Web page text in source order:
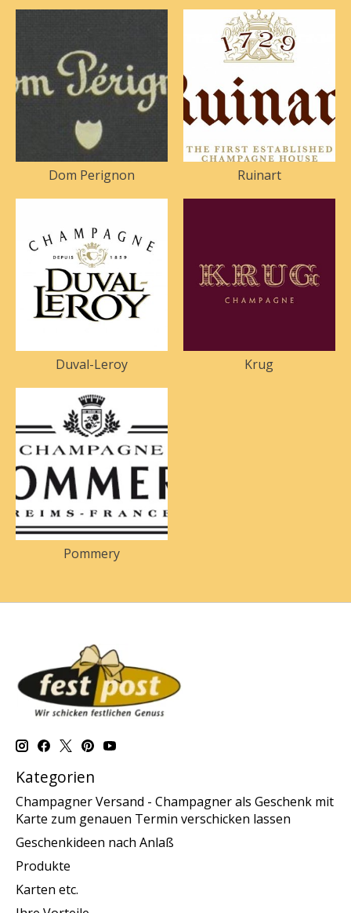
Dom Perignon Ruinart
Duval-Leroy Krug
Pommery
Kategorien
Champagner Versand - Champagner als Geschenk mit
Karte zum genauen Termin verschicken lassen
Geschenkideen nach Anlaß
Produkte
Karten etc.